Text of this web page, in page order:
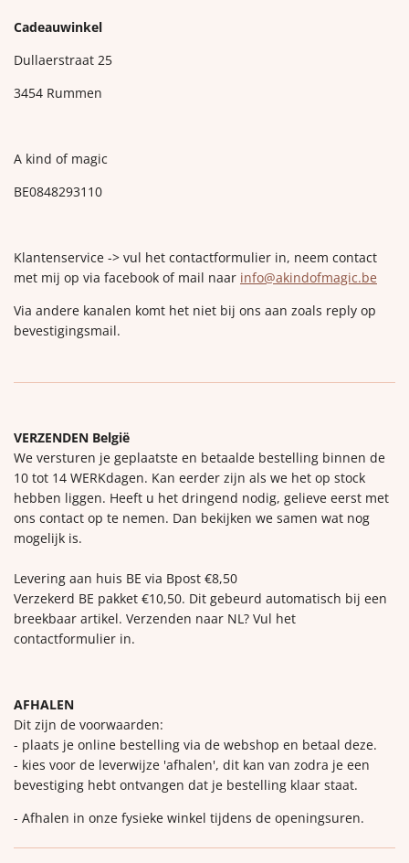
Cadeauwinkel
Dullaerstraat 25
3454 Rummen
A kind of magic
BE0848293110
Klantenservice -> vul het contactformulier in, neem contact
met mij op via facebook of mail naar info@akindofmagic.be
Via andere kanalen komt het niet bij ons aan zoals reply op
bevestigingsmail.
VERZENDEN België
We versturen je geplaatste en betaalde bestelling binnen de
10 tot 14 WERKdagen. Kan eerder zijn als we het op stock
hebben liggen. Heeft u het dringend nodig, gelieve eerst met
ons contact op te nemen. Dan bekijken we samen wat nog
mogelijk is.
Levering aan huis BE via Bpost €8,50
Verzekerd BE pakket €10,50. Dit gebeurd automatisch bij een
breekbaar artikel. Verzenden naar NL? Vul het
contactformulier in.
AFHALEN
Dit zijn de voorwaarden:
- plaats je online bestelling via de webshop en betaal deze.
- kies voor de leverwijze 'afhalen', dit kan van zodra je een
bevestiging hebt ontvangen dat je bestelling klaar staat.
- Afhalen in onze fysieke winkel tijdens de openingsuren.